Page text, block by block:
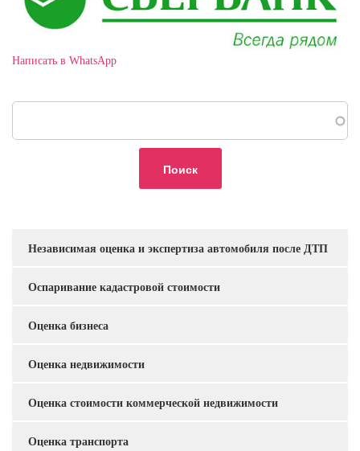
Написать в WhatsApp
Услуги
Независимая оценка и экспертиза автомобиля после ДТП
Оспаривание кадастровой стоимости
Оценка бизнеса
Оценка недвижимости
Оценка стоимости коммерческой недвижимости
Оценка транспорта